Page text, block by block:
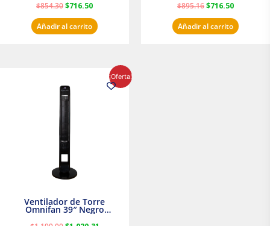
$854.30$716.50
Añadir al carrito
$895.16$716.50
Añadir al carrito
¡Oferta!
Ventilador de Torre
Omnifan 39″ Negro
original
era:
precio
actual